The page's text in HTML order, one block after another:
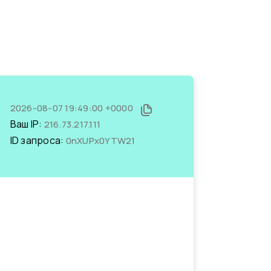
2026-08-07 19:49:00 +0000
Ваш IP: 216.73.217.111
ID запроса: 0nXUPx0YTW21